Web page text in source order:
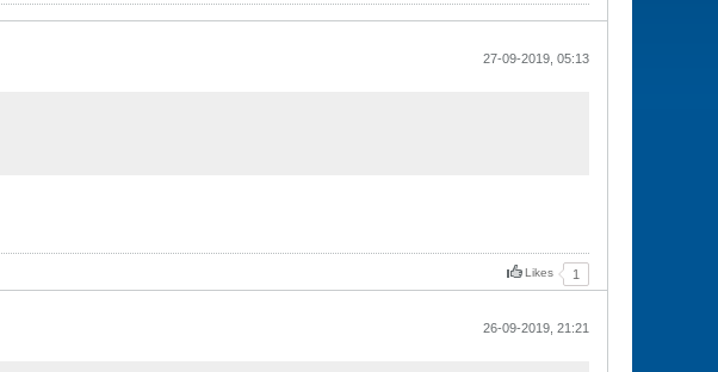
27-09-2019, 05:13
Likes 1
26-09-2019, 21:21